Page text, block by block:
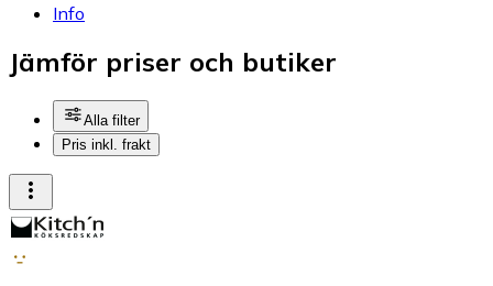
Info
Jämför priser och butiker
Alla filter
Pris inkl. frakt